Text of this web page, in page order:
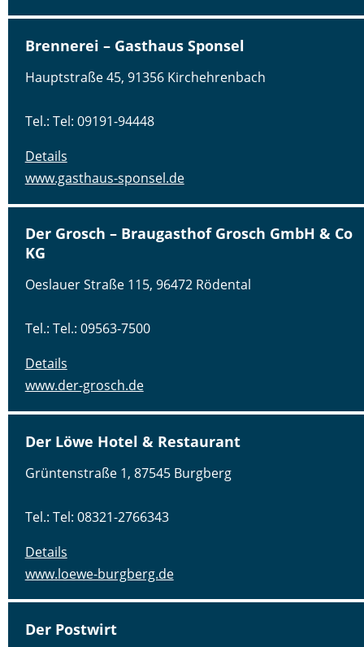
Brennerei – Gasthaus Sponsel
Hauptstraße 45, 91356 Kirchehrenbach
Tel.: Tel: 09191-94448
Details
www.gasthaus-sponsel.de
Der Grosch – Braugasthof Grosch GmbH & Co
KG
Oeslauer Straße 115, 96472 Rödental
Tel.: Tel.: 09563-7500
Details
www.der-grosch.de
Der Löwe Hotel & Restaurant
Grüntenstraße 1, 87545 Burgberg
Tel.: Tel: 08321-2766343
Details
www.loewe-burgberg.de
Der Postwirt